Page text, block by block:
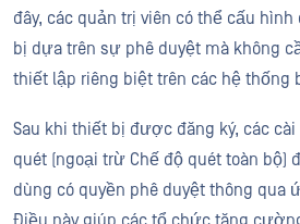
đây, các quản trị viên có thể cấu
bị dựa trên sự phê duyệt mà không
thiết lập riêng biệt trên các hệ thống
Sau khi thiết bị được đăng ký, các
quét (ngoại trừ Chế độ quét toàn
dùng có quyền phê duyệt thông qua